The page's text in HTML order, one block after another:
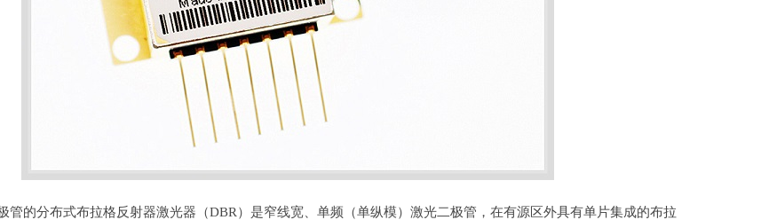
管的分布式布拉格反射器激光器（DBR）是窄线宽、单频（单纵模）激光二极管，在有源区外具有单片集成的布拉